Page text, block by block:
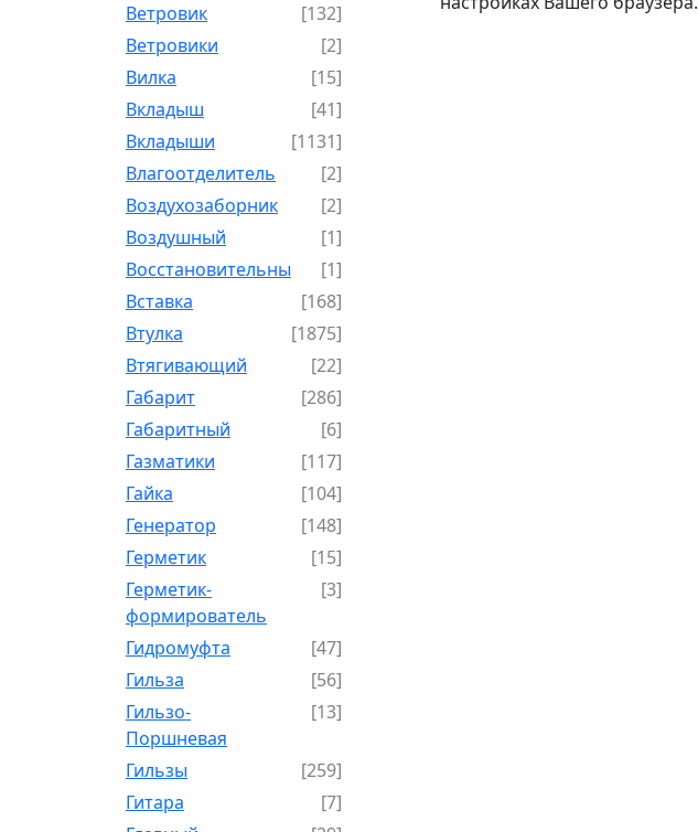
Ветровик
[132]
Ветровики
[2]
Вилка
[15]
Вкладыш
[41]
Вкладыши
[1131]
Влагоотделитель
[2]
Воздухозаборник
[2]
Воздушный
[1]
Восстановительный
[1]
Вставка
[168]
Втулка
[1875]
Втягивающий
[22]
Габарит
[286]
Габаритный
[6]
Газматики
[117]
Гайка
[104]
Генератор
[148]
Герметик
[15]
Герметик-
формирователь
[3]
Гидромуфта
[47]
Гильза
[56]
Гильзо-
Поршневая
[13]
Гильзы
[259]
Гитара
[7]